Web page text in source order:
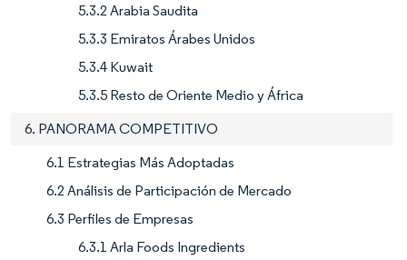
5.3.2 Arabia Saudita
5.3.3 Emiratos Árabes Unidos
5.3.4 Kuwait
5.3.5 Resto de Oriente Medio y África
6. PANORAMA COMPETITIVO
6.1 Estrategias Más Adoptadas
6.2 Análisis de Participación de Mercado
6.3 Perfiles de Empresas
6.3.1 Arla Foods Ingredients